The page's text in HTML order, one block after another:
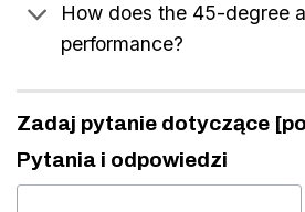
How does the 45-degree
performance?
Zadaj pytanie dotyczące
Pytania i odpowiedzi